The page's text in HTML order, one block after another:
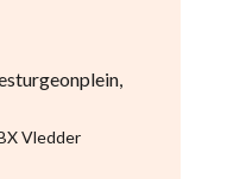
Vledder